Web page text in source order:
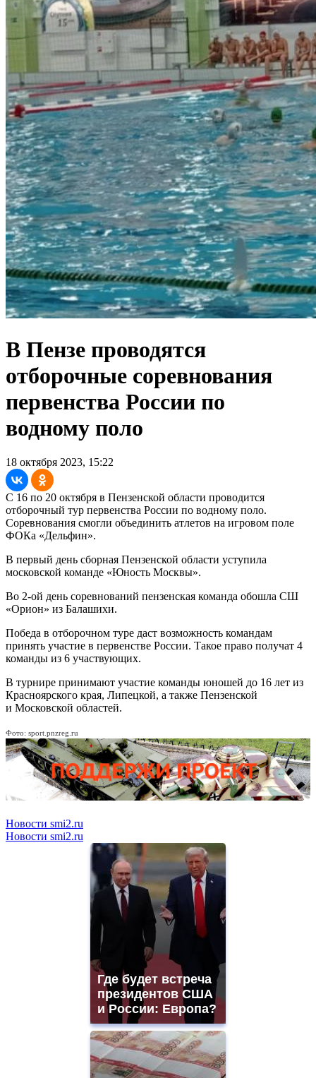
В Пензе проводятся
отборочные соревнования
первенства России по
водному поло
18 октября 2023, 15:22
С 16 по 20 октября в Пензенской области проводится
отборочный тур первенства России по водному поло.
Соревнования смогли объединить атлетов на игровом поле
ФОКа «Дельфин».
В первый день сборная Пензенской области уступила
московской команде «Юность Москвы».
Во 2-ой день соревнований пензенская команда обошла СШ
«Орион» из Балашихи.
Победа в отборочном туре даст возможность командам
принять участие в первенстве России. Такое право получат 4
команды из 6 участвующих.
В турнире принимают участие команды юношей до 16 лет из
Красноярского края, Липецкой, а также Пензенской
и Московской областей.
Фото: sport.pnzreg.ru
Новости smi2.ru
Новости smi2.ru
Где будет встреча
президентов США
и России: Европа?